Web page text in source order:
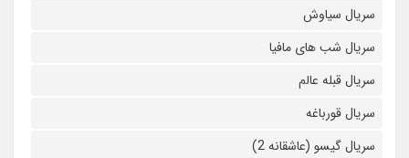
سریال سیاوش
سریال شب های مافیا
سریال قبله عالم
سریال قورباغه
سریال گیسو (عاشقانه 2)